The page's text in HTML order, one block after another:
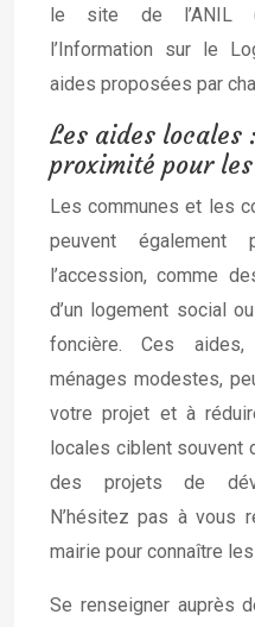
le site de l’ANIL
l’Information sur le
aides proposées par
Les aides
proximité pour
Les communes et les
peuvent
l’accession, comme
d’un logement social
foncière. Ces
ménages modestes,
votre projet et à
locales ciblent souvent
des projets de
N’hésitez pas à vous
mairie pour connaître
Se renseigner auprès